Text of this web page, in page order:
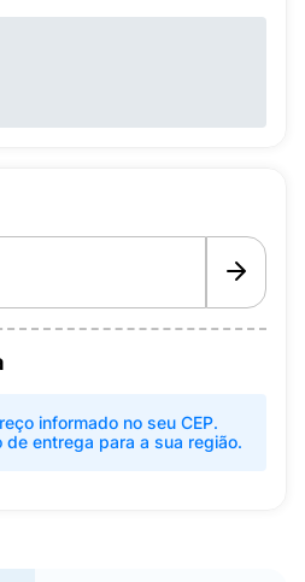
informado no seu CEP.
entrega para a sua região.